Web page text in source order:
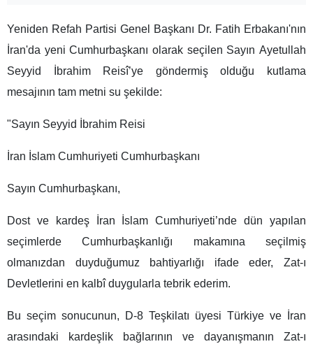
Yeniden Refah Partisi Genel Başkanı Dr. Fatih Erbakanı'nın
İran'da yeni Cumhurbaşkanı olarak seçilen Sayın Ayetullah
Seyyid İbrahim Reisî’ye göndermiş olduğu kutlama
mesajının tam metni su şekilde:
"Sayın Seyyid İbrahim Reisi
İran İslam Cumhuriyeti Cumhurbaşkanı
Sayın Cumhurbaşkanı,
Dost ve kardeş İran İslam Cumhuriyeti’nde dün yapılan
seçimlerde Cumhurbaşkanlığı makamına seçilmiş
olmanızdan duyduğumuz bahtiyarlığı ifade eder, Zat-ı
Devletlerini en kalbî duygularla tebrik ederim.
Bu seçim sonucunun, D-8 Teşkilatı üyesi Türkiye ve İran
arasındaki kardeşlik bağlarının ve dayanışmanın Zat-ı